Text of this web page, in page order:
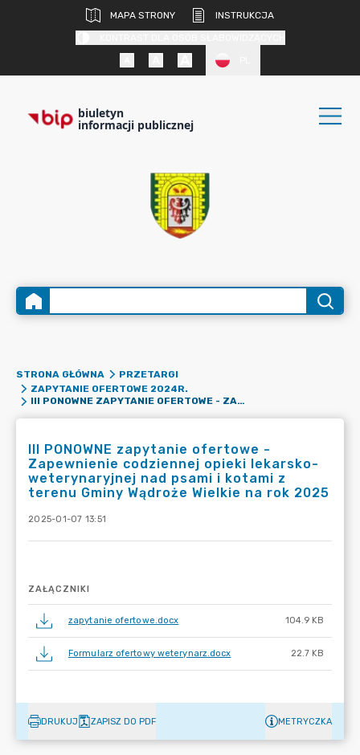
MAPA STRONY
INSTRUKCJA
biuletyn
informacji publicznej
STRONA GŁÓWNA
PRZETARGI
ZAPYTANIE OFERTOWE 2024R.
III PONOWNE ZAPYTANIE OFERTOWE - ZAPEWNIENIE CODZIENNEJ OPIEKI LEKARSKO-WETERYNARYJNEJ NAD PSAMI I KOTAMI Z TERENU GMINY WĄDROŻE WIELKIE NA ROK 2025
III PONOWNE zapytanie ofertowe -
Zapewnienie codziennej opieki lekarsko-
weterynaryjnej nad psami i kotami z
terenu Gminy Wądroże Wielkie na rok 2025
2025-01-07 13:51
ZAŁĄCZNIKI
zapytanie ofertowe.docx 104.9 KB
Formularz ofertowy weterynarz.docx 22.7 KB
DRUKUJ ZAPISZ DO PDF METRYCZKA